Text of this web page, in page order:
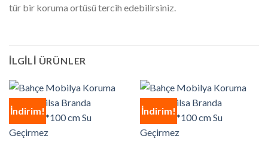
tür bir koruma ortüsü tercih edebilirsiniz.
İLGILI ÜRÜNLER
İndirim! İndirim!